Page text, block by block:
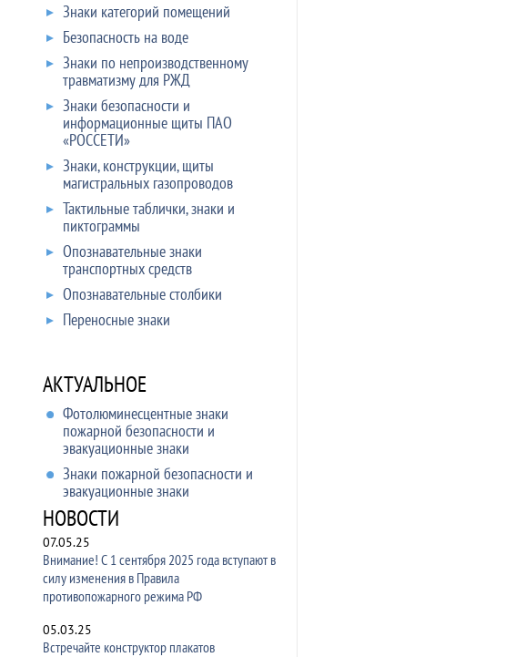
Знаки категорий помещений
Безопасность на воде
Знаки по непроизводственному
травматизму для РЖД
Знаки безопасности и
информационные щиты ПАО
«РОССЕТИ»
Знаки, конструкции, щиты
магистральных газопроводов
Тактильные таблички, знаки и
пиктограммы
Опознавательные знаки
транспортных средств
Опознавательные столбики
Переносные знаки
АКТУАЛЬНОЕ
Фотолюминесцентные знаки
пожарной безопасности и
эвакуационные знаки
Знаки пожарной безопасности и
эвакуационные знаки
НОВОСТИ
07.05.25
Внимание! С 1 сентября 2025 года вступают в
силу изменения в Правила
противопожарного режима РФ
05.03.25
Встречайте конструктор плакатов